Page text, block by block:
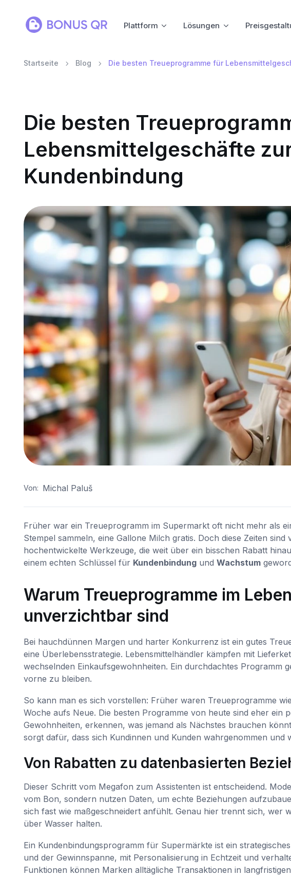
Plattform Lösungen
Startseite Blog Die besten Treueprogramme für
Die besten
Lebensmittelgeschäfte
Kundenbindung
Von: Michal Paluš
Früher war ein Treueprogramm im Supermarkt oft nicht mehr als
Stempel sammeln, eine Gallone Milch gratis. Doch diese Zeiten
hochentwickelte Werkzeuge, die weit über ein bisschen Rabatt
einem echten Schlüssel für Kundenbindungund Wachstum
Warum Treueprogramme im
unverzichtbar sind
Bei hauchdünnen Margen und harter Konkurrenz ist ein gutes
eine Überlebensstrategie. Lebensmittelhändler kämpfen mit
wechselnden Einkaufsgewohnheiten. Ein durchdachtes Programm
vorne zu bleiben.
So kann man es sich vorstellen: Früher waren Treueprogramme
Woche aufs Neue. Die besten Programme von heute sind eher ein
Gewohnheiten, erkennen, was jemand als Nächstes brauchen
sorgt dafür, dass sich Kundinnen und Kunden wahrgenommen und
Von Rabatten zu datenbasierten
Dieser Schritt vom Megafon zum Assistenten ist entscheidend.
vom Bon, sondern nutzen Daten, um echte Beziehungen
sich fast wie maßgeschneidert anfühlt. Genau hier trennt sich, wer
über Wasser halten.
Ein Kundenbindungsprogramm für Supermärkte ist ein
und der Gewinnspanne, mit Personalisierung in Echtzeit und
Funktionen können Marken alltägliche Transaktionen in